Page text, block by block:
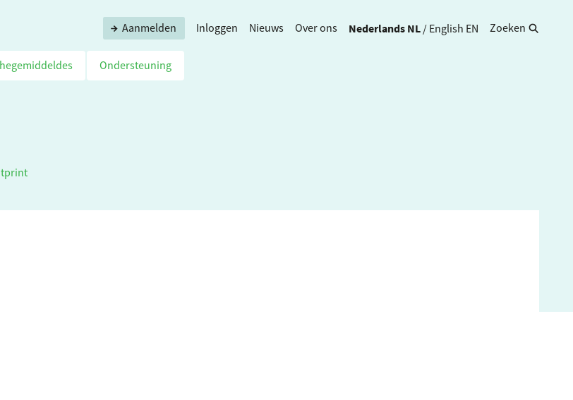
Aanmelden Inloggen Nieuws Over ons Nederlands NL / English EN Zoeken
Ondersteuning